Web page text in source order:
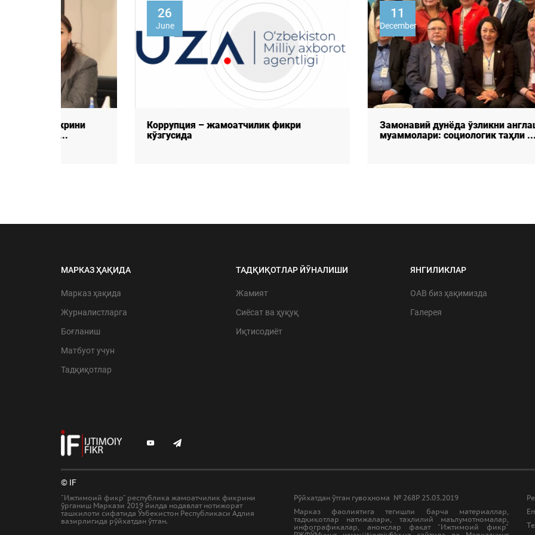
Коррупция – жамоатчилик фикри
December
Замонавий дунёда ўзликни англаш
муаммолари: социологик таҳли ...
МАРКАЗ ҲАҚИДА
Марказ ҳақида
Журналистларга
Боғланиш
Матбуот учун
Тадқиқотлар
ТАДҚИҚОТЛАР ЙЎНАЛИШИ
Жамият
Сиёсат ва ҳуқуқ
Иқтисодиёт
ЯНГИЛИКЛАР
ОАВ биз ҳақимизда
Галерея
© IF
"Ижтимоий фикр" республика жамоатчилик фикрини
ўрганиш Маркази 2019 йилда нодавлат нотижорат
ташкилоти сифатида Ўзбекистон Республикаси Адлия
вазирлигида рўйхатдан ўтган.
Рўйхатдан ўтган гувоҳнома № 268Р 25.03.2019
Марказ фаолиятига тегишли барча материаллар,
тадқиқотлар натижалари, таҳлилий маълумотномалар,
инфографикалар, анонслар фақат “Ижтимоий фикр”